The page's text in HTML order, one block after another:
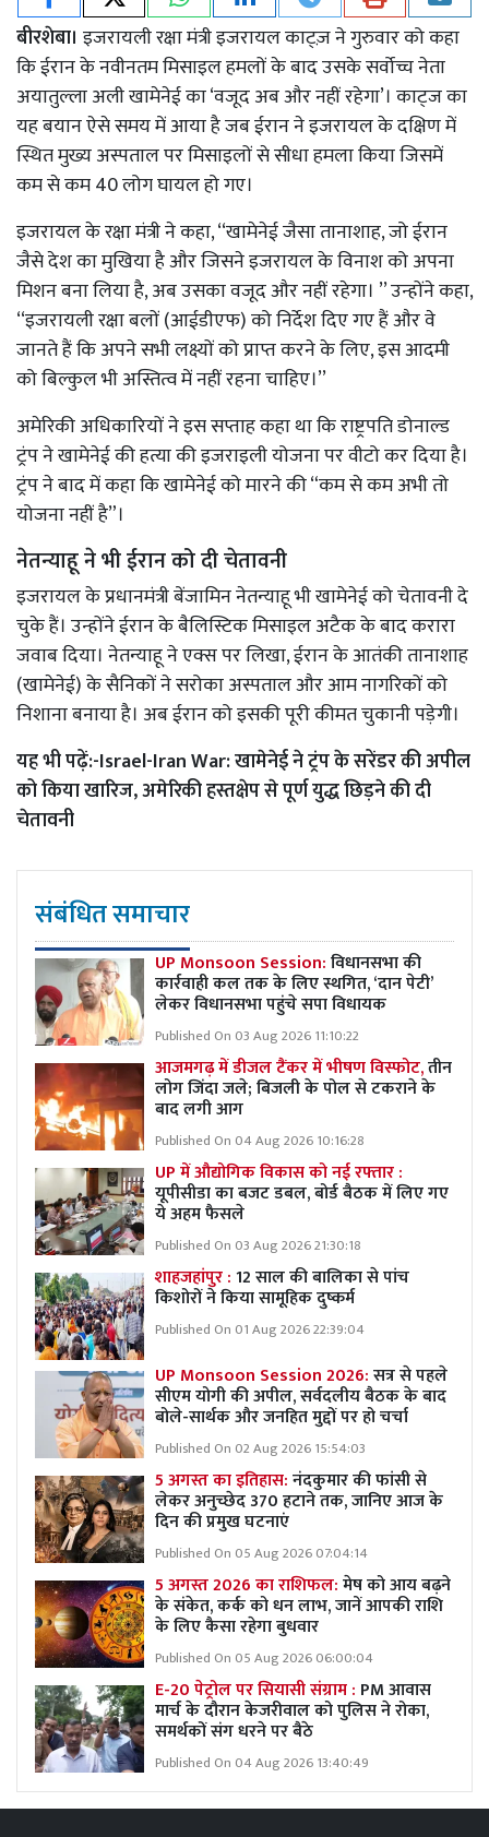
बीरशेबा। इजरायली रक्षा मंत्री इजरायल काट्ज़ ने गुरुवार को कहा
कि ईरान के नवीनतम मिसाइल हमलों के बाद उसके सर्वोच्च नेता
अयातुल्ला अली खामेनेई का ‘वजूद अब और नहीं रहेगा’। काट्ज का
यह बयान ऐसे समय में आया है जब ईरान ने इजरायल के दक्षिण में
स्थित मुख्य अस्पताल पर मिसाइलों से सीधा हमला किया जिसमें
कम से कम 40 लोग घायल हो गए।
इजरायल के रक्षा मंत्री ने कहा, ‘‘खामेनेई जैसा तानाशाह, जो ईरान
जैसे देश का मुखिया है और जिसने इजरायल के विनाश को अपना
मिशन बना लिया है, अब उसका वजूद और नहीं रहेगा। ’’ उन्होंने कहा,
‘‘इजरायली रक्षा बलों (आईडीएफ) को निर्देश दिए गए हैं और वे
जानते हैं कि अपने सभी लक्ष्यों को प्राप्त करने के लिए, इस आदमी
को बिल्कुल भी अस्तित्व में नहीं रहना चाहिए।’’
अमेरिकी अधिकारियों ने इस सप्ताह कहा था कि राष्ट्रपति डोनाल्ड
ट्रंप ने खामेनेई की हत्या की इजराइली योजना पर वीटो कर दिया है।
ट्रंप ने बाद में कहा कि खामेनेई को मारने की “कम से कम अभी तो
योजना नहीं है”।
नेतन्याहू ने भी ईरान को दी चेतावनी
इजरायल के प्रधानमंत्री बेंजामिन नेतन्याहू भी खामेनेई को चेतावनी दे
चुके हैं। उन्होंने ईरान के बैलिस्टिक मिसाइल अटैक के बाद करारा
जवाब दिया। नेतन्याहू ने एक्स पर लिखा, ईरान के आतंकी तानाशाह
(खामेनेई) के सैनिकों ने सरोका अस्पताल और आम नागरिकों को
निशाना बनाया है। अब ईरान को इसकी पूरी कीमत चुकानी पड़ेगी।
यह भी पढ़ें:-Israel-Iran War: खामेनेई ने ट्रंप के सरेंडर की अपील
को किया खारिज, अमेरिकी हस्तक्षेप से पूर्ण युद्ध छिड़ने की दी
चेतावनी
संबंधित समाचार
UP Monsoon Session:विधानसभा की
कार्रवाही कल तक के लिए स्थगित, ‘दान पेटी’
लेकर विधानसभा पहुंचे सपा विधायक
Published On 03 Aug 2026 11:10:22
आजमगढ़ में डीजल टैंकर में भीषण विस्फोट,तीन
लोग जिंदा जले; बिजली के पोल से टकराने के
बाद लगी आग
Published On 04 Aug 2026 10:16:28
UP में औद्योगिक विकास को नई रफ्तार :
यूपीसीडा का बजट डबल, बोर्ड बैठक में लिए गए
ये अहम फैसले
Published On 03 Aug 2026 21:30:18
शाहजहांपुर :12 साल की बालिका से पांच
किशोरों ने किया सामूहिक दुष्कर्म
Published On 01 Aug 2026 22:39:04
UP Monsoon Session 2026:सत्र से पहले
सीएम योगी की अपील, सर्वदलीय बैठक के बाद
बोले-सार्थक और जनहित मुद्दों पर हो चर्चा
Published On 02 Aug 2026 15:54:03
5 अगस्त का इतिहास:नंदकुमार की फांसी से
लेकर अनुच्छेद 370 हटाने तक, जानिए आज के
दिन की प्रमुख घटनाएं
Published On 05 Aug 2026 07:04:14
5 अगस्त 2026 का राशिफल:मेष को आय बढ़ने
के संकेत, कर्क को धन लाभ, जानें आपकी राशि
के लिए कैसा रहेगा बुधवार
Published On 05 Aug 2026 06:00:04
E-20 पेट्रोल पर सियासी संग्राम : PM आवास
मार्च के दौरान केजरीवाल को पुलिस ने रोका,
समर्थकों संग धरने पर बैठे
Published On 04 Aug 2026 13:40:49